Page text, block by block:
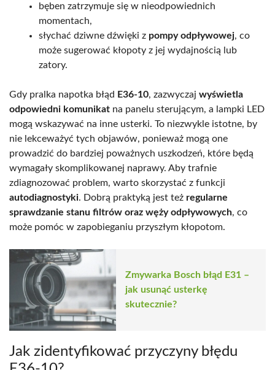
bęben zatrzymuje się w nieodpowiednich
momentach,
słychać dziwne dźwięki z pompy odpływowej, co
może sugerować kłopoty z jej wydajnością lub
zatory.
Gdy pralka napotka błąd E36-10, zazwyczaj wyświetla
odpowiedni komunikat na panelu sterującym, a lampki LED
mogą wskazywać na inne usterki. To niezwykle istotne, by
nie lekceważyć tych objawów, ponieważ mogą one
prowadzić do bardziej poważnych uszkodzeń, które będą
wymagały skomplikowanej naprawy. Aby trafnie
zdiagnozować problem, warto skorzystać z funkcji
autodiagnostyki. Dobrą praktyką jest też regularne
sprawdzanie stanu filtrów oraz węży odpływowych, co
może pomóc w zapobieganiu przyszłym kłopotom.
Zmywarka Bosch błąd E31 –
jak usunąć usterkę
skutecznie?
Jak zidentyfikować przyczyny błędu